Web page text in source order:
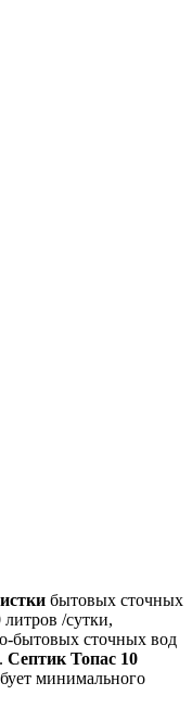
бытовых сточных
/сутки,
бытовых сточных вод
Септик Топас 10
минимального